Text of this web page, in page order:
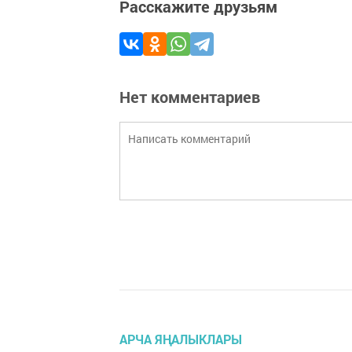
Расскажите друзьям
Нет комментариев
АРЧА ЯҢАЛЫКЛАРЫ